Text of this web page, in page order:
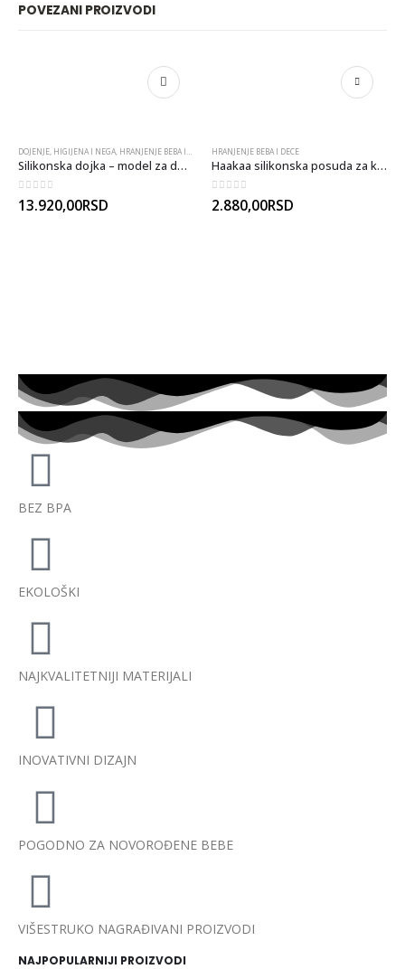
POVEZANI PROIZVODI
DOJENJE, HIGIJENA I NEGA, HRANJENJE BEBA I DECE
Silikonska dojka – model za demonstraciju
0 out of 5
13.920,00RSD
HRANJENJE BEBA I DECE
Haakaa silikonska posuda za kašice sa integrisanom kašikom
0out of 5
2.880,00RSD
BEZ BPA
EKOLOŠKI
NAJKVALITETNIJI MATERIJALI
INOVATIVNI DIZAJN
POGODNO ZA NOVOROĐENE BEBE
VIŠESTRUKO NAGRAĐIVANI PROIZVODI
NAJPOPULARNIJI PROIZVODI